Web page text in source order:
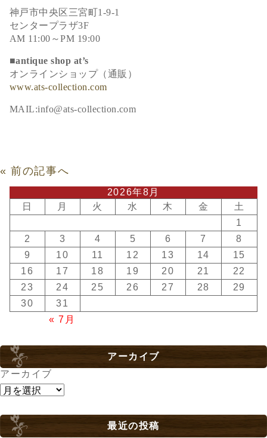
神戸市中央区三宮町1-9-1
センタープラザ3F
AM 11:00～PM 19:00
■antique shop at’s
オンラインショップ（通販）
www.ats-collection.com
MAIL:info@ats-collection.com
« 前の記事へ
2026年8月
日
月 火 水 木 金 土
« 7月
1
2
3 4 5 6 7
8
9
10 11 12 13 14
15
16
17 18 19 20 21
22
23
24 25 26 27 28
29
30
31
アーカイブ
アーカイブ
最近の投稿